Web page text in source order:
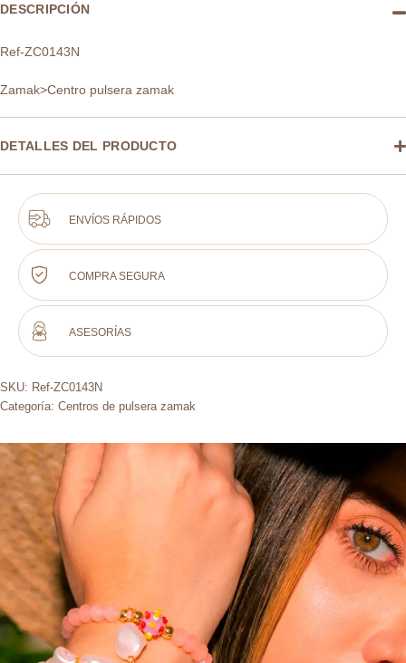
DESCRIPCIÓN
Ref-ZC0143N
Zamak>Centro pulsera zamak
DETALLES DEL PRODUCTO
ENVÍOS RÁPIDOS
COMPRA SEGURA
ASESORÍAS
SKU: Ref-ZC0143N
Categoría: Centros de pulsera zamak